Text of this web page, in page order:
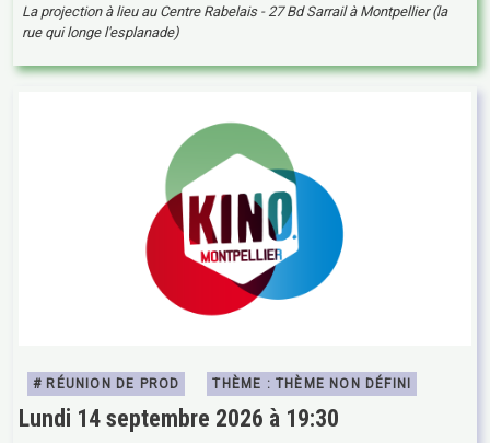
La projection à lieu au Centre Rabelais - 27 Bd Sarrail à Montpellier (la
rue qui longe l'esplanade)
# RÉUNION DE PROD THÈME : THÈME NON DÉFINI
Lundi 14 septembre 2026 à 19:30